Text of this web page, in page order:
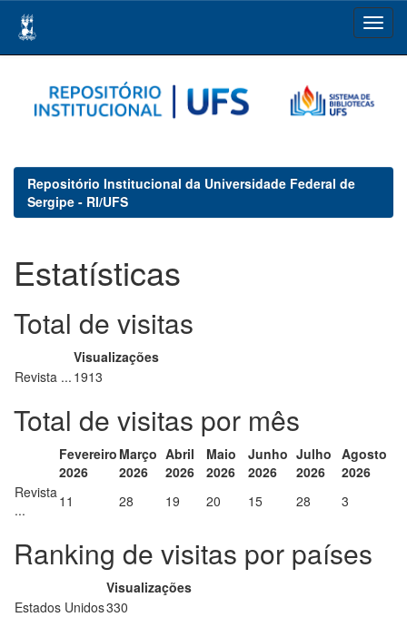
navigation
Repositório Institucional da Universidade Federal de
Sergipe - RI/UFS
Estatísticas
Total de visitas
Visualizações
Revista ... 1913
Total de visitas por mês
Fevereiro
2026
Março
2026
Abril
2026
Maio
2026
Junho
2026
Julho
2026
Agosto
2026
Revista
...
11 28 19 20 15 28 3
Ranking de visitas por países
Visualizações
Estados Unidos330